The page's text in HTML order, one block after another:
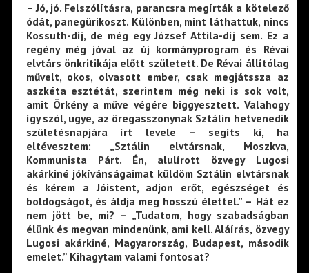
– Jó, jó. Felszólításra, parancsra megírták a kötelező
ódát, panegürikoszt. Különben, mint láthattuk, nincs
Kossuth-díj, de még egy József Attila-díj sem. Ez a
regény még jóval az új kormányprogram és Révai
elvtárs önkritikája előtt született. De Révai állítólag
művelt, okos, olvasott ember, csak megjátssza az
aszkéta esztétát, szerintem még neki is sok volt,
amit Örkény a műve végére biggyesztett. Valahogy
így szól, ugye, az öregasszonynak Sztálin hetvenedik
születésnapjára írt levele – segíts ki, ha
eltévesztem: „Sztálin elvtársnak, Moszkva,
Kommunista Párt. Én, alulírott özvegy Lugosi
akárkiné jókívánságaimat küldöm Sztálin elvtársnak
és kérem a Jóistent, adjon erőt, egészséget és
boldogságot, és áldja meg hosszú élettel.” – Hát ez
nem jött be, mi? – „Tudatom, hogy szabadságban
élünk és megvan mindenünk, ami kell. Aláírás, özvegy
Lugosi akárkiné, Magyarország, Budapest, második
emelet.” Kihagytam valami fontosat?